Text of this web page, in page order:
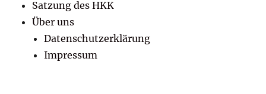
Satzung des HKK
Über uns
Datenschutzerklärung
Impressum